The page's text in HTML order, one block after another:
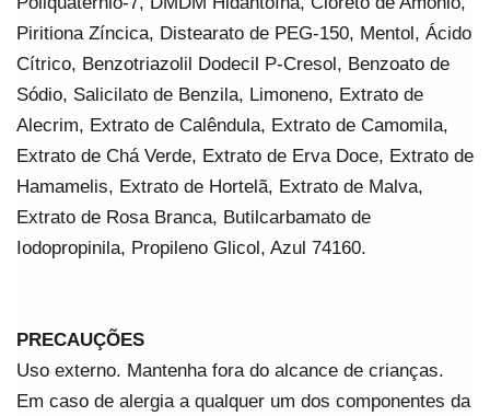
Piritiona Zíncica, Distearato de PEG-150, Mentol, Ácido
Cítrico, Benzotriazolil Dodecil P-Cresol, Benzoato de
Sódio, Salicilato de Benzila, Limoneno, Extrato de
Alecrim, Extrato de Calêndula, Extrato de Camomila,
Extrato de Chá Verde, Extrato de Erva Doce, Extrato de
Hamamelis, Extrato de Hortelã, Extrato de Malva,
Extrato de Rosa Branca, Butilcarbamato de
Iodopropinila, Propileno Glicol, Azul 74160.
PRECAUÇÕES
Uso externo. Mantenha fora do alcance de crianças.
Em caso de alergia a qualquer um dos componentes da